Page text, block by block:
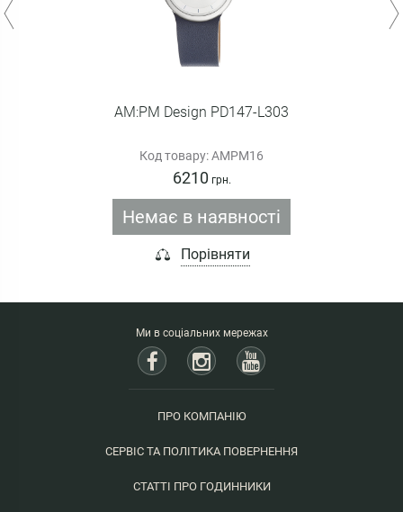
AM:PM Design PD147-L303
Код товару: AMPM16
6210 грн.
Немає в наявності
Порівняти
Ми в соціальних мережах
ПРО КОМПАНІЮ
СЕРВІС ТА ПОЛІТИКА ПОВЕРНЕННЯ
СТАТТІ ПРО ГОДИННИКИ